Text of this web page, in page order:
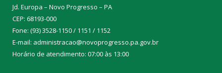
Jd. Europa – Novo Progresso – PA
CEP: 68193-000
Fone: (93) 3528-1150 / 1151 / 1152
E-mail: administracao@novoprogresso.pa.gov.br
Horário de atendimento: 07:00 às 13:00